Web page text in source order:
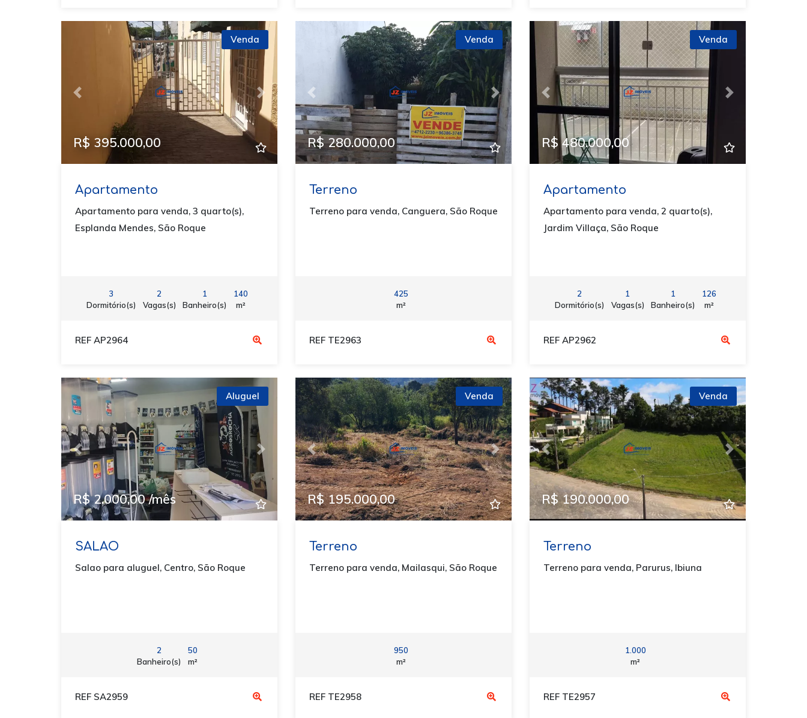
Previous Next
Venda
R$ 395.000,00
Apartamento
Apartamento para venda, 3 quarto(s),
Esplanda Mendes, São Roque
3
Dormitório(s)
2
Vagas(s)
1
Banheiro(s)
140
m²
REF AP2964
Previous Next
Venda
R$ 280.000,00
Terreno
Terreno para venda, Canguera, São Roque
425
m²
REF TE2963
Previous Next
Venda
R$ 480.000,00
Apartamento
Apartamento para venda, 2 quarto(s),
Jardim Villaça, São Roque
2
Dormitório(s)
1
Vagas(s)
1
Banheiro(s)
126
m²
REF AP2962
Previous Next
Aluguel
R$ 2.000,00 /mês
SALAO
Salao para aluguel, Centro, São Roque
2
Banheiro(s)
50
m²
REF SA2959
Previous Next
Venda
R$ 195.000,00
Terreno
Terreno para venda, Mailasqui, São Roque
950
m²
REF TE2958
Previous Next
Venda
R$ 190.000,00
Terreno
Terreno para venda, Parurus, Ibiuna
1.000
m²
REF TE2957